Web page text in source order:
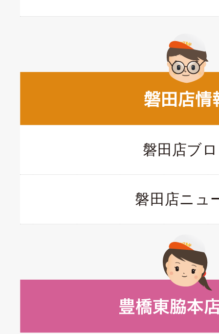
磐田店ブ
磐田店ニュ